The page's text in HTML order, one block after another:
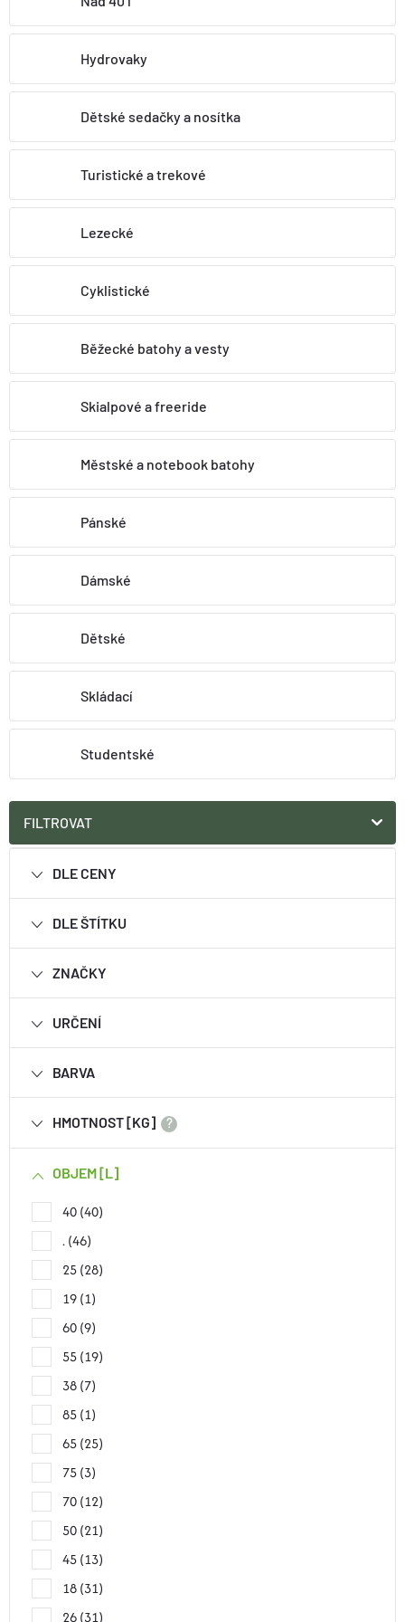
Kontakty
Nákup pro kolektiv
Slevové kódy
Blog
Doprava a platba
Mimosoudní řešení sporů
Moje objednávka
Hydrovaky
Dětské sedačky a nosítka
Turistické a trekové
Lezecké
Cyklistické
Běžecké batohy a vesty
Skialpové a freeride
Městské a notebook batohy
Pánské
Dámské
Dětské
Skládací
Studentské
FILTROVAT
DLE CENY
DLE ŠTÍTKU
ZNAČKY
URČENÍ
BARVA
HMOTNOST [KG] ?
OBJEM [L]
40 40
. 46
25 28
19 1
60 9
55 19
38 7
85 1
65 25
75 3
70 12
50 21
45 13
18 31
26 31